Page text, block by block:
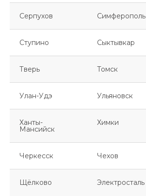
Серпухов Симферополь
Ступино Сыктывкар
Тверь Томск
Улан-Удэ Ульяновск
Ханты-
Мансийск
Химки
Черкесск Чехов
Щёлково Электросталь